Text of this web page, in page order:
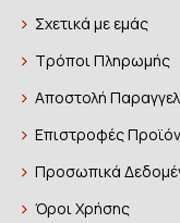
Σχετικά με εμάς
Τρόποι Πληρωμής
Αποστολή
Επιστροφές
Προσωπικά
Όροι Χρήσης